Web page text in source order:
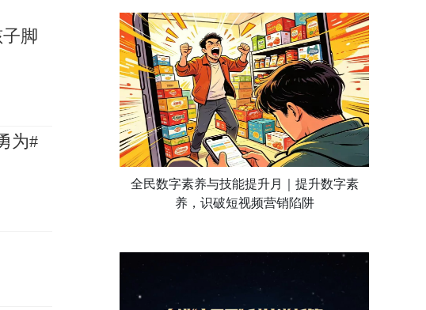
全民数字素养与技能提升月｜提升数字素
养，识破短视频营销陷阱
脚
为#